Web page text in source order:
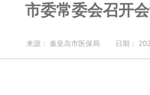
市委常委会召开
来源： 秦皇岛市医保局 日期：